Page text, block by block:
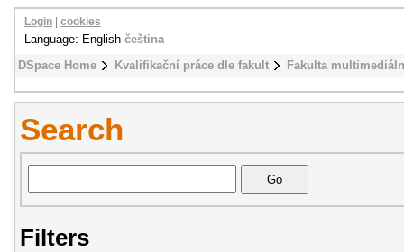
DSpace Home Kvalifikační práce dle fakult Fakulta
Login cookies
Language: English čeština
Search
Filters